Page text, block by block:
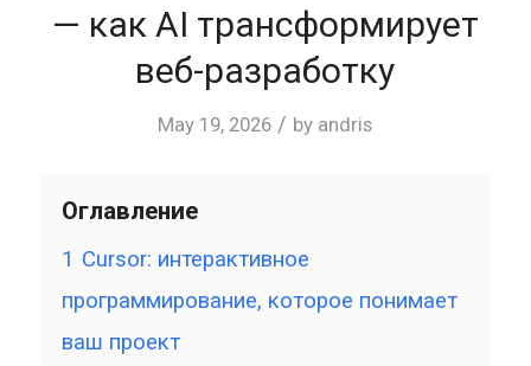
— как AI трансформирует
веб-разработку
May 19, 2026 / by andris
Оглавление
1 Cursor: интерактивное
программирование, которое понимает
ваш проект